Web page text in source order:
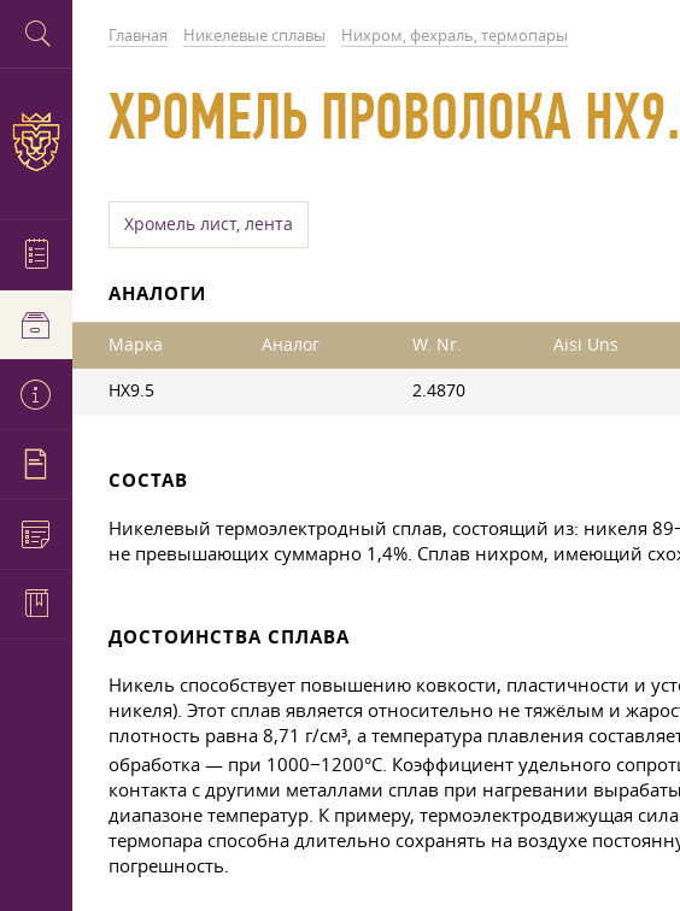
Главная Никелевые сплавы Нихром, фехраль, термопары
ХРОМЕЛЬ ПРОВОЛОКА
Хромель лист, лента
АНАЛОГИ
Марка Аналог W. Nr. Aisi Uns
НХ9.5 2.4870
СОСТАВ
Никелевый термоэлектродный сплав, состоящий из: никеля
не превышающих суммарно 1,4%. Сплав нихром, имеющий
ДОСТОИНСТВА СПЛАВА
Никель способствует повышению ковкости, пластичности и
никеля). Этот сплав является относительно не тяжёлым и
плотность равна 8,71 г/см³, а температура плавления
обработка — при 1000−1200°C. Коэффициент удельного
контакта с другими металлами сплав при нагревании
диапазоне температур. К примеру, термоэлектродвижущая
термопара способна длительно сохранять на воздухе
погрешность.